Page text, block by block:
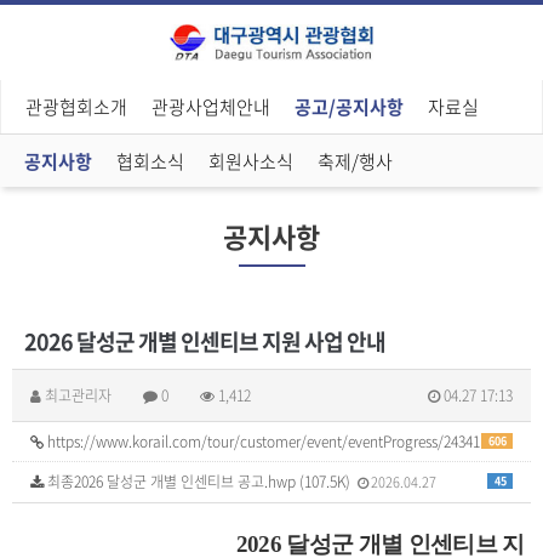
관광협회소개 관광사업체안내 공고/공지사항 자료실
공지사항 협회소식 회원사소식 축제/행사
공지사항
2026 달성군 개별 인센티브 지원 사업 안내
최고관리자 0 1,412 04.27 17:13
606
https://www.korail.com/tour/customer/event/eventProgress/24341
45
최종2026 달성군 개별 인센티브 공고.hwp (107.5K) 2026.04.27
2026 달성군 개별 인센티브 지